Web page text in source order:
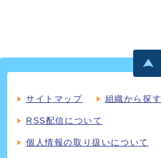
サイトマップ 組織から探す
RSS配信について
個人情報の取り扱いについて